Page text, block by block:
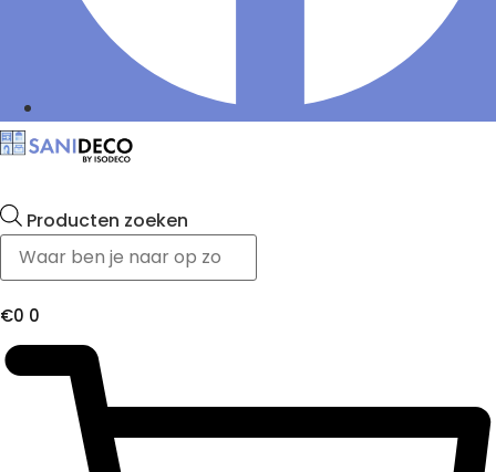
Producten zoeken
€0 0